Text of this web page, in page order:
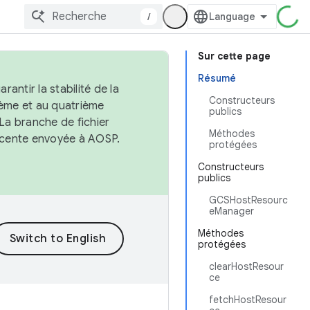
/
Sur cette page
Résumé
Constructeurs
publics
Méthodes
protégées
Constructeurs
publics
GCSHostResourc
eManager
Méthodes
protégées
clearHostResour
ce
fetchHostResour
la stabilité de la
et au quatrième
branche de fichier
envoyée à AOSP.